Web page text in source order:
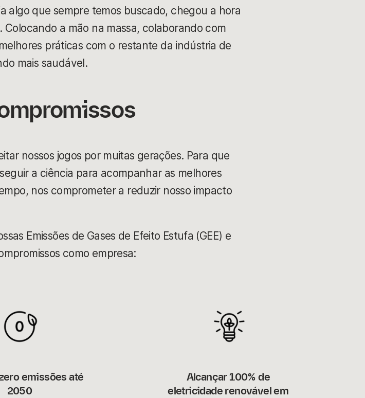
algo que sempre temos buscado, chegou a hora
a mão na massa, colaborando com
práticas com o restante da indústria de
mais saudável.
nossos jogos por muitas gerações. Para que
a ciência para acompanhar as melhores
nos comprometer a reduzir nosso impacto
Emissões de Gases de Efeito Estufa (GEE) e
como empresa:
emissões até
2050
Alcançar 100% de
eletricidade renovável em